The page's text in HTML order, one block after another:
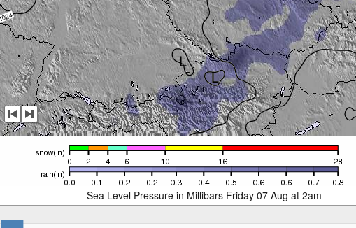
Sea Level Pressure in Millibars Friday 07 Aug at 2am